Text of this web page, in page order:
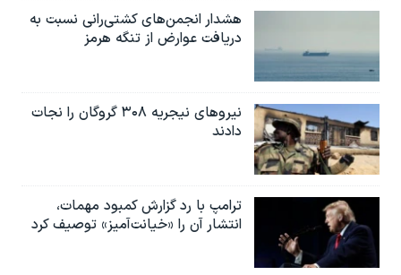
هشدار انجمن‌های کشتی‌رانی نسبت به
دریافت عوارض از تنگه هرمز
نیروهای نیجریه‌ ۳۰۸ گروگان را نجات
دادند
ترامپ با رد گزارش کمبود مهمات،
انتشار آن را «خیانت‌آمیز» توصیف کرد